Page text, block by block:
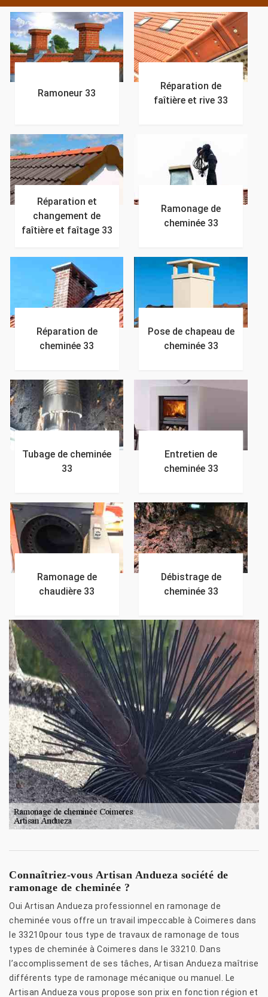
Ramoneur 33
Réparation de
faîtière et rive 33
Réparation et
changement de
faîtière et faîtage 33
Ramonage de
cheminée 33
Réparation de
cheminée 33
Pose de chapeau de
cheminée 33
Tubage de cheminée
33
Entretien de
cheminée 33
Ramonage de
chaudière 33
Débistrage de
cheminée 33
Connaîtriez-vous Artisan Andueza société de
ramonage de cheminée ?
Oui Artisan Andueza professionnel en ramonage de
cheminée vous offre un travail impeccable à Coimeres dans
le 33210pour tous type de travaux de ramonage de tous
types de cheminée à Coimeres dans le 33210. Dans
l’accomplissement de ses tâches, Artisan Andueza maîtrise
différents type de ramonage mécanique ou manuel. Le
Artisan Andueza vous propose son prix en fonction région et